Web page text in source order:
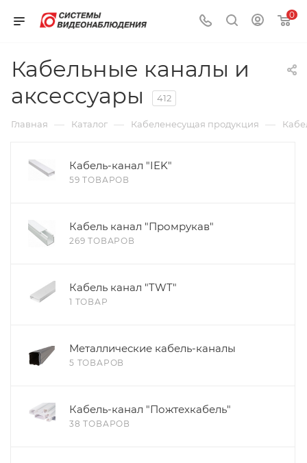
0
Кабельные каналы и
аксессуары
412
Главная — Каталог — Кабеленесущая продукция —
Кабель-канал "IEK"
59 ТОВАРОВ
Кабель канал "Промрукав"
269 ТОВАРОВ
Кабель канал "TWT"
1 ТОВАР
Металлические кабель-каналы
5 ТОВАРОВ
Кабель-канал "Пожтехкабель"
38 ТОВАРОВ